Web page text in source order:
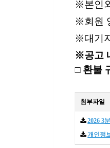
※본인
※회원
※대기
※공고
□ 환불
첨부파일
2026 3
개인정